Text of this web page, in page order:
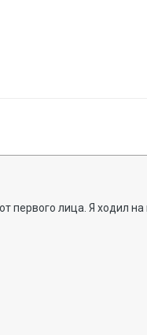
первого лица. Я ходил